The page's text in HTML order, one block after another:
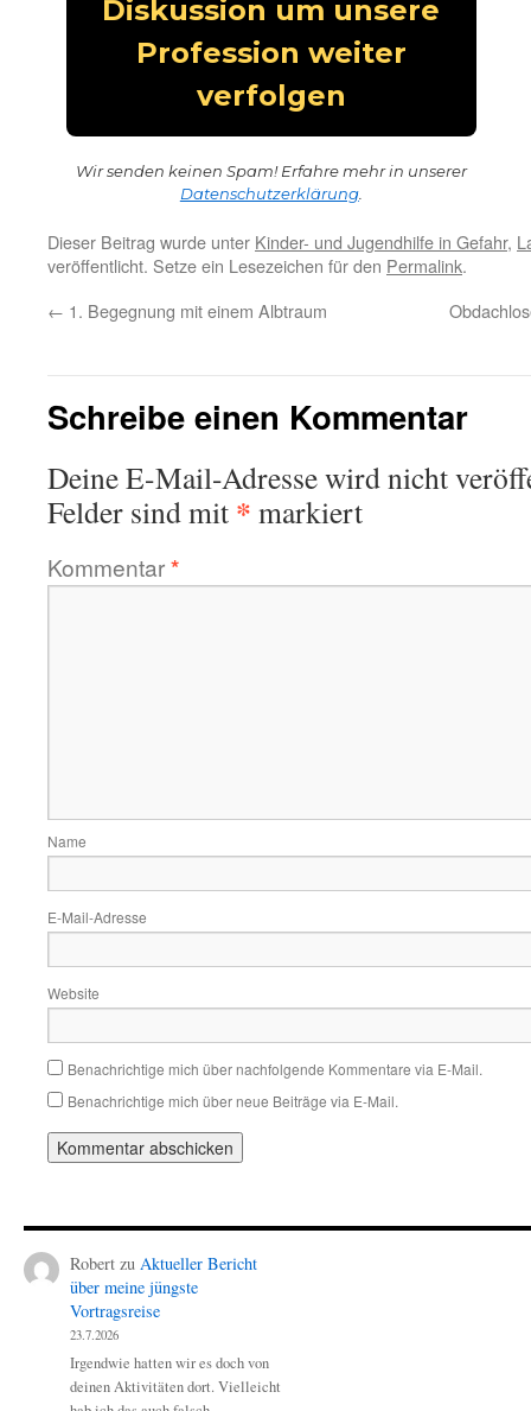
Wir senden keinen Spam! Erfahre mehr in unserer
Datenschutzerklärung.
Dieser Beitrag wurde unter Kinder- und Jugendhilfe in Gefahr,
veröffentlicht. Setze ein Lesezeichen für den Permalink.
← 1. Begegnung mit einem Albtraum
Schreibe einen Kommentar
Deine E-Mail-Adresse wird nicht
Felder sind mit * markiert
Kommentar*
Name
E-Mail-Adresse
Website
Benachrichtige mich über nachfolgende Kommentare via E-Mail.
Benachrichtige mich über neue Beiträge via E-Mail.
Robert zu Aktueller Bericht
über meine jüngste
Vortragsreise
23.7.2026
Irgendwie hatten wir es doch von
deinen Aktivitäten dort. Vielleicht